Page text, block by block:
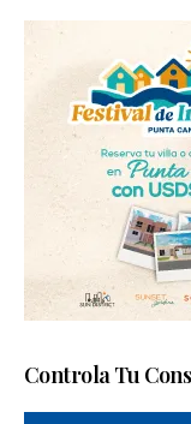
Controla Tu